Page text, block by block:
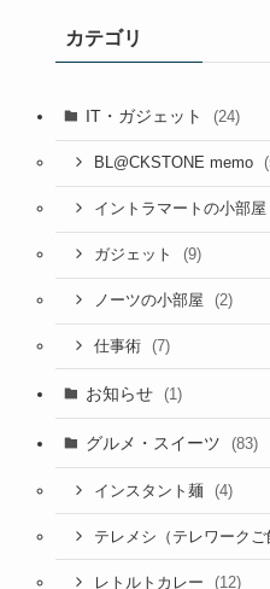
カテゴリ
IT・ガジェット (24)
BL@CKSTONE memo
イントラマートの小部屋
ガジェット (9)
ノーツの小部屋 (2)
仕事術 (7)
お知らせ (1)
グルメ・スイーツ (83)
インスタント麺 (4)
テレメシ（テレワークご
レトルトカレー (12)